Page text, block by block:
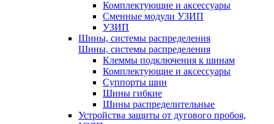
Комплектующие и аксессуары
Сменные модули УЗИП
УЗИП
Шины, системы распределения
Шины, системы распределения
Клеммы подключения к шинам
Комплектующие и аксессуары
Суппорты шин
Шины гибкие
Шины распределительные
Устройства защиты от дугового пробоя,